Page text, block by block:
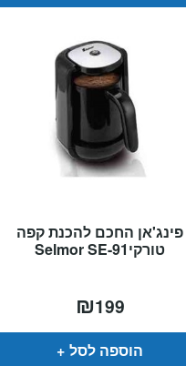
פינג'אן החכם להכנת קפה
טורקיSelmor SE-91
₪199
הוספה לסל